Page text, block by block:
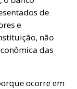
de
e
não
das
ocorre em